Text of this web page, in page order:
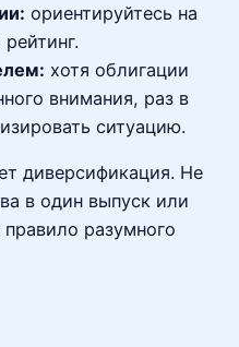
ориентируйтесь на
хотя облигации
внимания, раз в
ситуацию.
диверсификация. Не
в один выпуск или
разумного